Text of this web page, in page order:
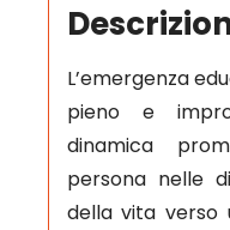
L’emergenza
pieno e
dinamica
persona nelle
della vita verso